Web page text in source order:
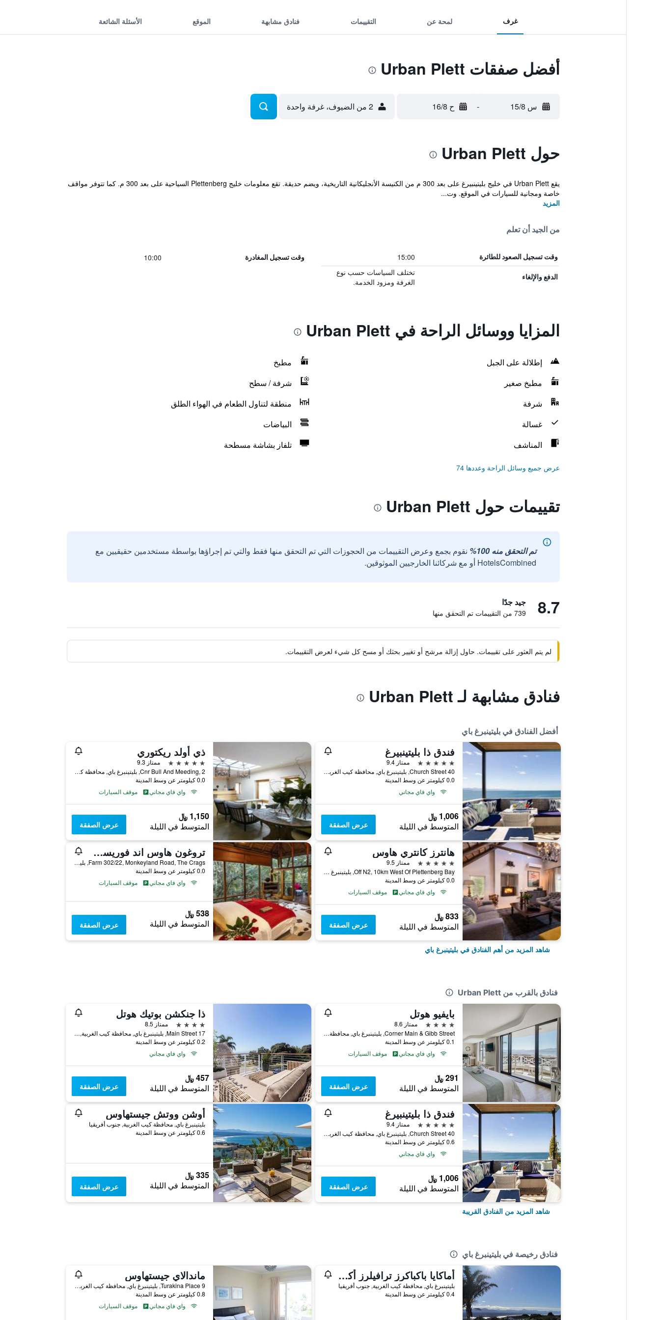
غرف لمحة عن التقييمات فنادق مشابهة الموقع الأسئلة الشائعة
أفضل صفقات Urban Plett
س 15/8 - ح 16/8 2 من الضيوف، غرفة واحدة
حول Urban Plett
يقع Urban Plett في خليج بليتينبيرغ على بعد 300 م من الكنيسة الأنجليكانية التاريخية، ويضم حديقة. تقع معلومات خليج Plettenberg السياحية على بعد 300 م. كما تتوفر مواقف
خاصة ومجانية للسيارات في الموقع. وت...
المزيد
من الجيد أن تعلم
وقت تسجيل الصعود للطائرة 15:00 وقت تسجيل المغادرة 10:00
الدفع والإلغاء
تختلف السياسات حسب نوع
الغرفة ومزود الخدمة.
المزايا ووسائل الراحة في Urban Plett
إطلالة على الجبل
مطبخ
مطبخ صغير
شرفة / سطح
شرفة
منطقة لتناول الطعام في الهواء الطلق
غسالة
البياضات
المناشف
تلفاز بشاشة مسطحة
عرض جميع وسائل الراحة وعددها 74
تقييمات حول Urban Plett
تم التحقق منه 100%
نقوم بجمع وعرض التقييمات من الحجوزات التي تم التحقق منها فقط والتي تم إجراؤها بواسطة مستخدمين حقيقيين مع
HotelsCombined أو مع شركائنا الخارجيين الموثوقين.
8.7 جيد جدًا
739 من التقييمات تم التحقق منها
لم يتم العثور على تقييمات. حاول إزالة مرشح أو تغيير بحثك أو مسح كل شيء لعرض التقييمات.
فنادق مشابهة لـ Urban Plett
أفضل الفنادق في بليتينبرغ باي
فندق ذا بليتينبيرغ
5 نجوم
ممتاز 9.4
40 Church Street, بليتينبرغ باي, محافظة كيب الغربية, جنوب أفريقيا
0.0 كيلومتر عن وسط المدينة
واي فاي مجاني
1,006 ﷼
المتوسط في الليلة عرض الصفقة
ذي أولد ريكتوري
5 نجوم
ممتاز 9.3
Cnr Bull And Meeding, 2, بليتينبرغ باي, محافظة كيب الغربية, جنوب أفريقيا
0.0 كيلومتر عن وسط المدينة
واي فاي مجاني
موقف السيارات
1,150 ﷼
المتوسط في الليلة عرض الصفقة
هانترز كانتري هاوس
5 نجوم
ممتاز 9.5
Off N2, 10km West Of Plettenberg Bay, بليتينبرغ باي, محافظة كيب الغربية, جنوب أفريقيا
0.0 كيلومتر عن وسط المدينة
واي فاي مجاني
موقف السيارات
833 ﷼
المتوسط في الليلة عرض الصفقة
تروغون هاوس اند فوريست سبا
Farm 302/22, Monkeyland Road, The Crags, بليتينبرغ باي, محافظة كيب الغربية, جنوب أفريقيا
0.0 كيلومتر عن وسط المدينة
واي فاي مجاني
موقف السيارات
538 ﷼
المتوسط في الليلة عرض الصفقة
شاهد المزيد من أهم الفنادق في بليتينبرغ باي
فنادق بالقرب من Urban Plett
بايفيو هوتل
4 نجوم
ممتاز 8.6
Corner Main & Gibb Street, بليتينبرغ باي, محافظة كيب الغربية, جنوب أفريقيا
0.1 كيلومتر عن وسط المدينة
واي فاي مجاني
موقف السيارات
291 ﷼
المتوسط في الليلة عرض الصفقة
ذا جنكشن بوتيك هوتل
4 نجوم
ممتاز 8.5
17 Main Street, بليتينبرغ باي, محافظة كيب الغربية, جنوب أفريقيا
0.2 كيلومتر عن وسط المدينة
واي فاي مجاني
457 ﷼
المتوسط في الليلة عرض الصفقة
فندق ذا بليتينبيرغ
5 نجوم
ممتاز 9.4
40 Church Street, بليتينبرغ باي, محافظة كيب الغربية, جنوب أفريقيا
0.6 كيلومتر عن وسط المدينة
واي فاي مجاني
1,006 ﷼
المتوسط في الليلة عرض الصفقة
أوشن ووتش جيستهاوس
بليتينبرغ باي, محافظة كيب الغربية, جنوب أفريقيا
0.6 كيلومتر عن وسط المدينة
335 ﷼
المتوسط في الليلة عرض الصفقة
شاهد المزيد من الفنادق القريبة
فنادق رخيصة في بليتينبرغ باي
أماكايا باكباكرز ترافيلرز أكوموديشن
بليتينبرغ باي, محافظة كيب الغربية, جنوب أفريقيا
0.4 كيلومتر عن وسط المدينة
ماندالاي جيستهاوس
9 Turakina Place, بليتينبرغ باي, محافظة كيب الغربية, جنوب أفريقيا
0.8 كيلومتر عن وسط المدينة
واي فاي مجاني
موقف السيارات